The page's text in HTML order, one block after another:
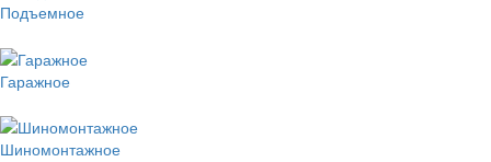
Подъемное
Гаражное
Шиномонтажное